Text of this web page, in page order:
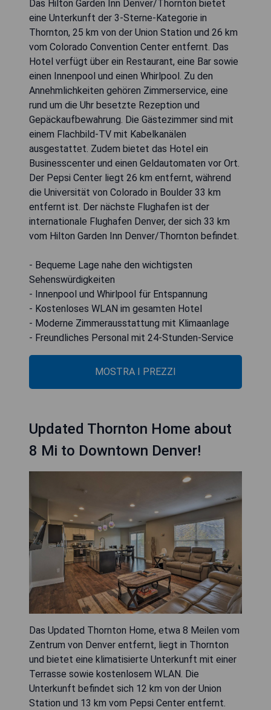
Das Hilton Garden Inn Denver/Thornton bietet
eine Unterkunft der 3-Sterne-Kategorie in
Thornton, 25 km von der Union Station und 26 km
vom Colorado Convention Center entfernt. Das
Hotel verfügt über ein Restaurant, eine Bar sowie
einen Innenpool und einen Whirlpool. Zu den
Annehmlichkeiten gehören Zimmerservice, eine
rund um die Uhr besetzte Rezeption und
Gepäckaufbewahrung. Die Gästezimmer sind mit
einem Flachbild-TV mit Kabelkanälen
ausgestattet. Zudem bietet das Hotel ein
Businesscenter und einen Geldautomaten vor Ort.
Der Pepsi Center liegt 26 km entfernt, während
die Universität von Colorado in Boulder 33 km
entfernt ist. Der nächste Flughafen ist der
internationale Flughafen Denver, der sich 33 km
vom Hilton Garden Inn Denver/Thornton befindet.
- Bequeme Lage nahe den wichtigsten
Sehenswürdigkeiten
- Innenpool und Whirlpool für Entspannung
- Kostenloses WLAN im gesamten Hotel
- Moderne Zimmerausstattung mit Klimaanlage
- Freundliches Personal mit 24-Stunden-Service
MOSTRA I PREZZI
Updated Thornton Home about
8 Mi to Downtown Denver!
Das Updated Thornton Home, etwa 8 Meilen vom
Zentrum von Denver entfernt, liegt in Thornton
und bietet eine klimatisierte Unterkunft mit einer
Terrasse sowie kostenlosem WLAN. Die
Unterkunft befindet sich 12 km von der Union
Station und 13 km vom Pepsi Center entfernt.